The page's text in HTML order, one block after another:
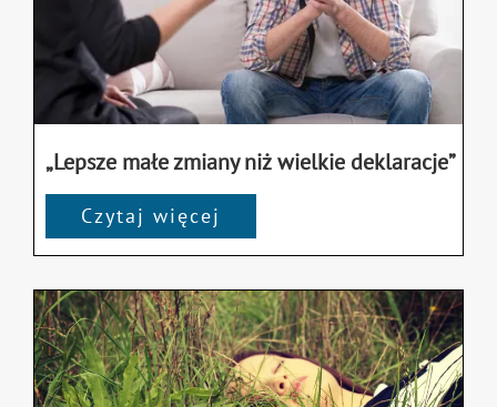
„Lepsze małe zmiany niż wielkie deklaracje”
Czytaj więcej